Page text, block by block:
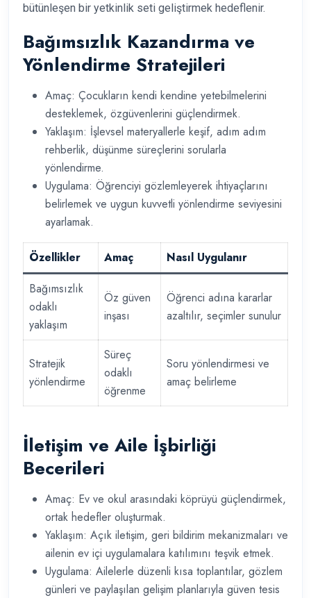
bütünleşen bir yetkinlik seti geliştirmek hedeflenir.
Bağımsızlık Kazandırma ve
Yönlendirme Stratejileri
Amaç: Çocukların kendi kendine yetebilmelerini
desteklemek, özgüvenlerini güçlendirmek.
Yaklaşım: İşlevsel materyallerle keşif, adım adım
rehberlik, düşünme süreçlerini sorularla
yönlendirme.
Uygulama: Öğrenciyi gözlemleyerek ihtiyaçlarını
belirlemek ve uygun kuvvetli yönlendirme seviyesini
ayarlamak.
Özellikler Amaç
Nasıl Uygulanır
Bağımsızlık
odaklı
yaklaşım
Öz güven
inşası
Öğrenci adına kararlar
azaltılır, seçimler sunulur
Stratejik
yönlendirme
Süreç
odaklı
öğrenme
Soru yönlendirmesi ve
amaç belirleme
İletişim ve Aile İşbirliği
Becerileri
Amaç: Ev ve okul arasındaki köprüyü güçlendirmek,
ortak hedefler oluşturmak.
Yaklaşım: Açık iletişim, geri bildirim mekanizmaları ve
ailenin ev içi uygulamalara katılımını teşvik etmek.
Uygulama: Ailelerle düzenli kısa toplantılar, gözlem
günleri ve paylaşılan gelişim planlarıyla güven tesis